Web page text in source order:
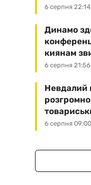
6 серпня 22:14
6 серпня 21:56
Динамо
киянам
6 серпня 09:00
Невдалий